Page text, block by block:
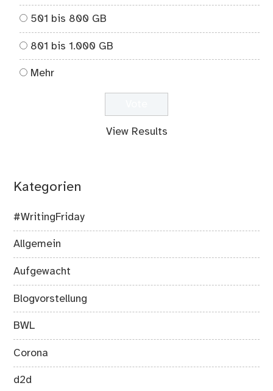
501 bis 800 GB
801 bis 1.000 GB
Mehr
View Results
Kategorien
#WritingFriday
Allgemein
Aufgewacht
Blogvorstellung
BWL
Corona
d2d